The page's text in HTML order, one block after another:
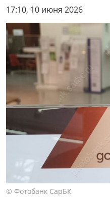
17:10, 10 июня 2026
© Фотобанк СарБК